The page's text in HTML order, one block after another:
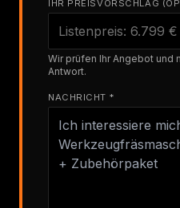
IHR PREISVORSCHLAG
Wir prüfen Ihr Angebot und
Antwort.
NACHRICHT *